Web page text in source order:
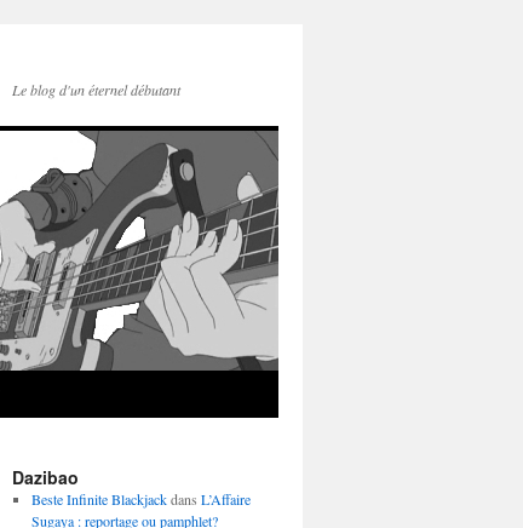
Le blog d'un éternel débutant
Dazibao
Beste Infinite Blackjackdans L’Affaire
Sugaya : reportage ou pamphlet?